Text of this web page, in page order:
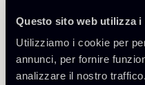
Questo sito web utilizza i
Utilizziamo i cookie per
annunci, per fornire
analizzare il nostro
Professionisti
PARTNER
Filippo
SEDI
PARTNER
Gregorio
SEDI